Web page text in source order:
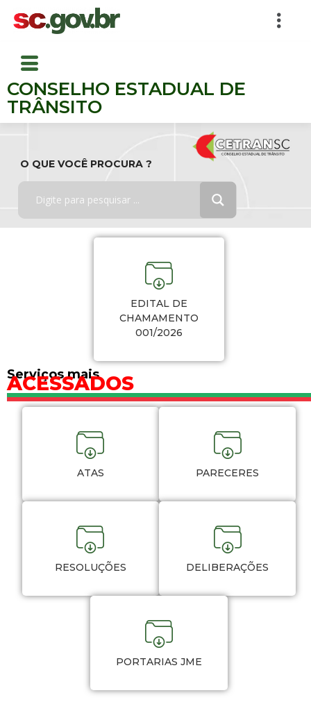
CONSELHO ESTADUAL DE
TRÂNSITO
O QUE VOCÊ PROCURA ?
EDITAL DE
CHAMAMENTO
001/2026
Serviços mais
ACESSADOS
ATAS PARECERES
RESOLUÇÕES DELIBERAÇÕES
PORTARIAS JME